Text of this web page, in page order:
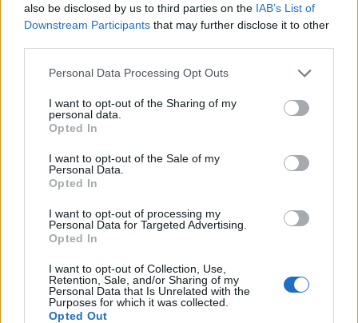
also be disclosed by us to third parties on the IAB’s List of
Downstream Participants that may further disclose it to other
Personal Data Processing Opt Outs
I want to opt-out of the Sharing of my
personal data.
Opted In
I want to opt-out of the Sale of my
Personal Data.
Opted In
I want to opt-out of processing my
Personal Data for Targeted Advertising.
Opted In
I want to opt-out of Collection, Use,
Retention, Sale, and/or Sharing of my
Personal Data that Is Unrelated with the
Purposes for which it was collected.
Opted Out
5/08/2026